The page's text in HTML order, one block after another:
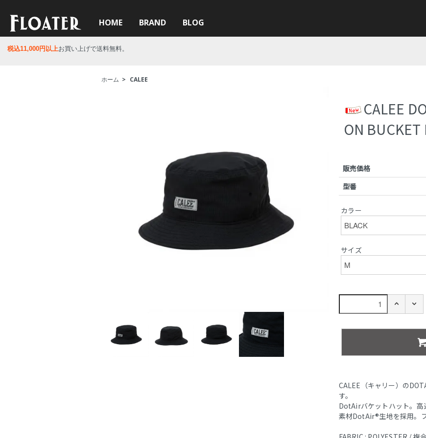
HOME BRAND BLOG
税込11,000円以上お買い上げで送料無料。
ホーム > CALEE
CALEE
ON BUCKET
販売価格
型番
カラー
サイズ
CALEE（キャリー）の
す。
DotAirバケットハット。高
素材DotAir®︎生地を採用。